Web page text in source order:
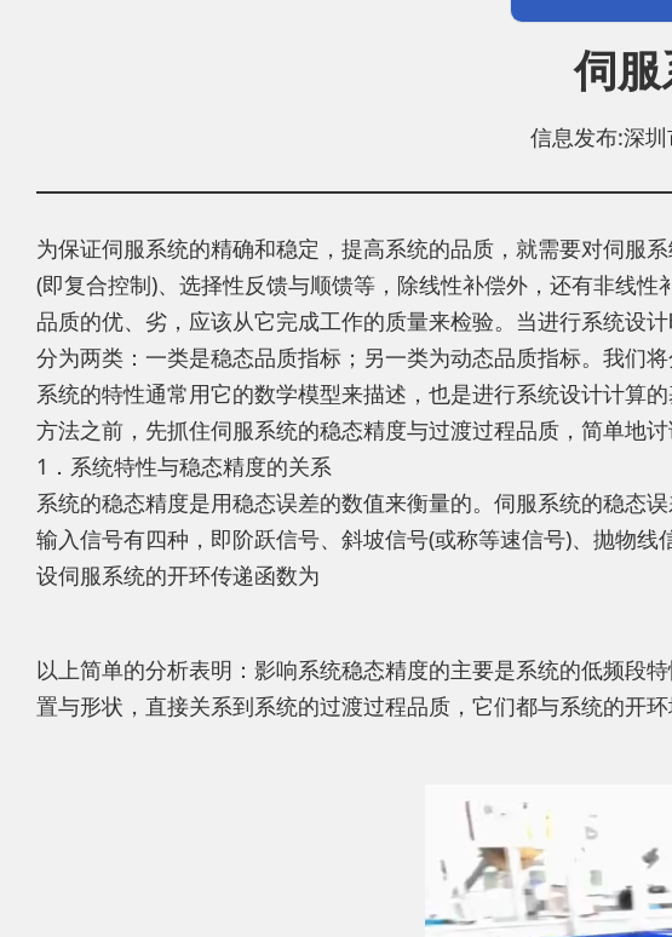
伺
信息发布:深
为保证伺服系统的精确和稳定，提高系统的品质，就需要对伺服
(即复合控制)、选择性反馈与顺馈等，除线性补偿外，还有非线
品质的优、劣，应该从它完成工作的质量来检验。当进行系统设
分为两类：一类是稳态品质指标；另一类为动态品质指标。我们
系统的特性通常用它的数学模型来描述，也是进行系统设计计算
方法之前，先抓住伺服系统的稳态精度与过渡过程品质，简单地
1．系统特性与稳态精度的关系
系统的稳态精度是用稳态误差的数值来衡量的。伺服系统的稳态
输入信号有四种，即阶跃信号、斜坡信号(或称等速信号)、抛物线
设伺服系统的开环传递函数为
以上简单的分析表明：影响系统稳态精度的主要是系统的低频段
置与形状，直接关系到系统的过渡过程品质，它们都与系统的开